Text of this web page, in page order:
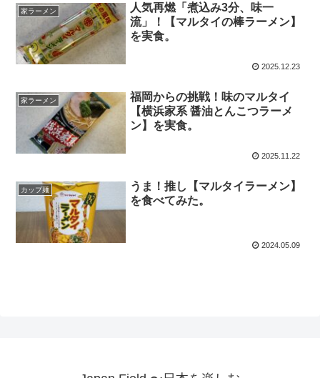
家ラーメン
人気再燃「煮込み3分、味一
流」！【マルタイの棒ラーメン】
を実食。
2025.12.23
家ラーメン
福岡からの挑戦！味のマルタイ
【横浜家系 醤油とんこつラーメ
ン】を実食。
2025.11.22
カップ麺
うま！推し【マルタイラーメン】
を食べてみた。
2024.05.09